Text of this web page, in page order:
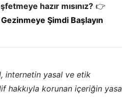
hazır mısınız? 👉
Şimdi Başlayın
internetin yasal ve etik
hakkıyla korunan içeriğin yasa